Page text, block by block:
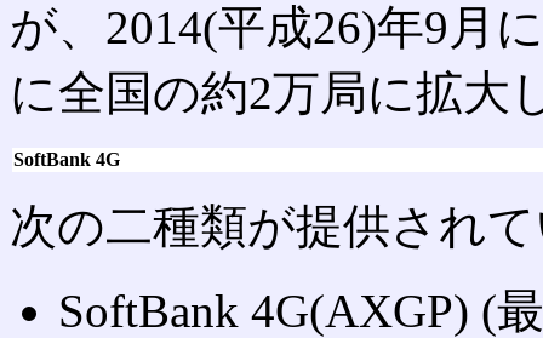
が、2014(平成26)年9月
に全国の約2万局に拡大
SoftBank 4G
次の二種類が提供され
SoftBank 4G(AXGP) (